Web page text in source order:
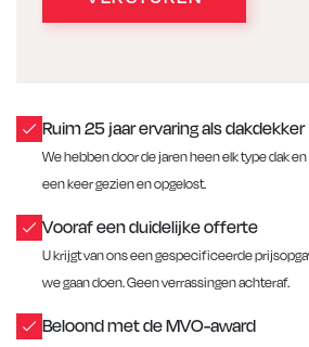
Ruim 25 jaar ervaring als dakdekker
We hebben door de jaren heen elk type dak
een keer gezien en opgelost.
Vooraf een duidelijke offerte
U krijgt van ons een gespecificeerde
we gaan doen. Geen verrassingen achteraf.
Beloond met de MVO-award